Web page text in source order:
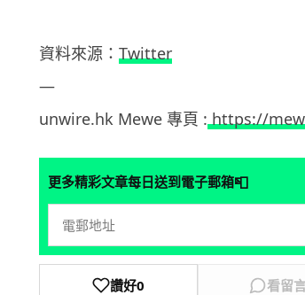
資料來源： Twitter
—
unwire.hk Mewe 專頁 :https://
更多精彩文章每日送到電子郵箱📮
讚好0 看留